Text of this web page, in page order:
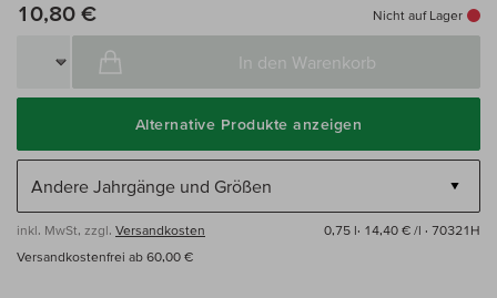
10,80 € Nicht auf Lager
In den Warenkorb
Alternative Produkte anzeigen
inkl. MwSt, zzgl. Versandkosten 0,75 l· 14,40 € /l · 70321H
Versandkostenfrei ab 60,00 €